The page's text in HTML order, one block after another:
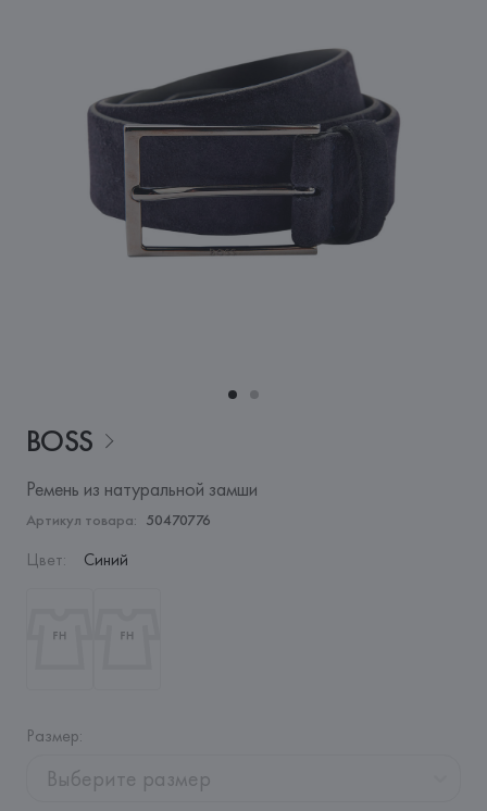
BOSS
Ремень из натуральной замши
Артикул товара: 50470776
Цвет: Синий
Размер:
Выберите размер